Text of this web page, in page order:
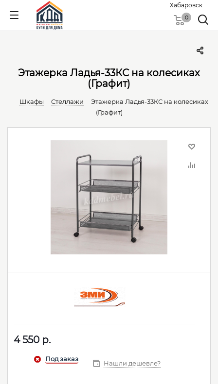
Хабаровск
0
Этажерка Ладья-33КС на колесиках
(Графит)
Шкафы Стеллажи
Этажерка Ладья-33КС на колесиках
(Графит)
4 550 р.
Нашли дешевле?